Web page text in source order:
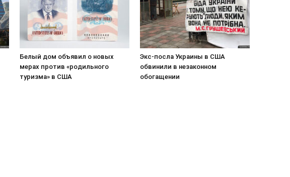
Белый дом объявил о новых
мерах против «родильного
туризма» в США
Экс-посла Украины в США
обвинили в незаконном
обогащении